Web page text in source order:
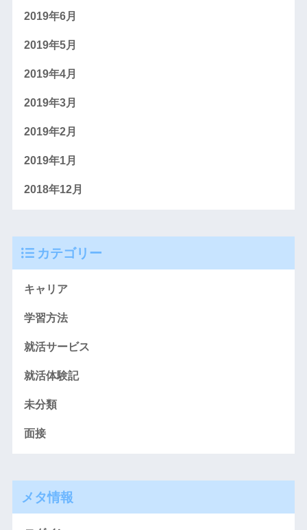
2019年6月
2019年5月
2019年4月
2019年3月
2019年2月
2019年1月
2018年12月
カテゴリー
キャリア
学習方法
就活サービス
就活体験記
未分類
面接
メタ情報